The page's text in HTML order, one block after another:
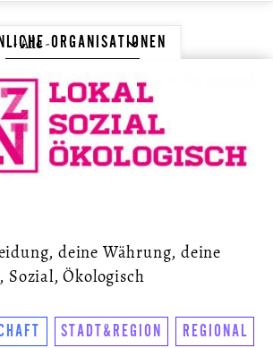
ORGANISATIONEN
deine Währung, deine
Sozial, Ökologisch
STADT&REGION REGIONAL